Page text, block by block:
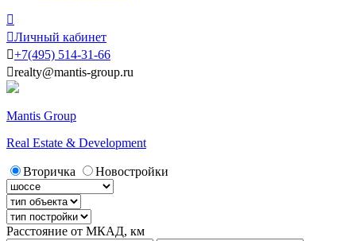

Личный кабинет
+7(495) 514-31-66
realty@mantis-group.ru
Mantis Group
Real Estate & Development
Вторичка Новостройки
Расстояние от МКАД, км